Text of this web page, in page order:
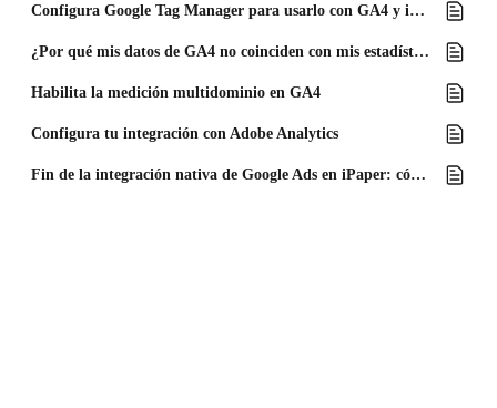
Configura Google Tag Manager para usarlo con GA4 y iPaper
¿Por qué mis datos de GA4 no coinciden con mis estadísticas de iPaper?
Habilita la medición multidominio en GA4
Configura tu integración con Adobe Analytics
Fin de la integración nativa de Google Ads en iPaper: cómo continuar con el rastreo